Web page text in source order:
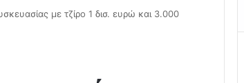
με τζίρο 1 δισ. ευρώ και 3.000